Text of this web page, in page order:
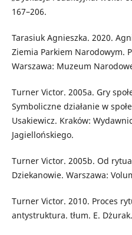
167–206.
Tarasiuk Agnieszka. 2020.
Ziemia Parkiem Narodowym.
Warszawa: Muzeum
Turner Victor. 2005a. Gry
Symboliczne działanie w
Usakiewicz. Kraków:
Jagiellońskiego.
Turner Victor. 2005b. Od
Dziekanowie. Warszawa:
Turner Victor. 2010. Proces
antystruktura. tłum. E.